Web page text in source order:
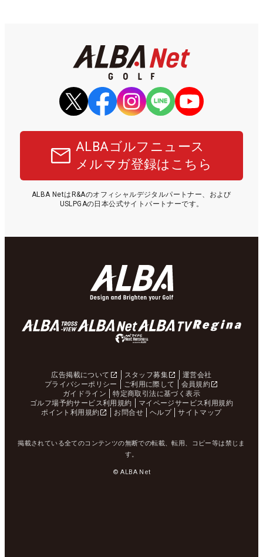
ALBAゴルフニュース
メルマガ登録はこちら
ALBA NetはR&Aのオフィシャルデジタルパートナー、および
USLPGAの日本公式サイトパートナーです。
広告掲載について スタッフ募集
運営会社
プライバシーポリシー
ご利用に際して
会員規約
ガイドライン
特定商取引法に基づく表示
ゴルフ場予約サービス利用規約
マイページサービス利用規約
ポイント利用規約
お問合せ ヘルプ サイトマップ
掲載されている全てのコンテンツの無断での転載、転用、コピー等は禁じま
す。
© ALBA Net